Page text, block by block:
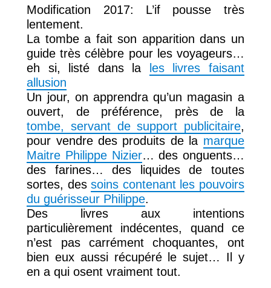
Modification 2017: L’if pousse très
lentement.
La tombe a fait son apparition dans un
guide très célèbre pour les voyageurs…
eh si, listé dans la
les livres faisant
allusion
Un jour, on apprendra qu’un magasin a
ouvert, de préférence, près de la
tombe, servant de support publicitaire,
pour vendre des produits de la marque
Maitre Philippe Nizier… des onguents…
des farines… des liquides de toutes
sortes, dessoins contenant les pouvoirs
du guérisseur Philippe.
Des livres aux intentions
particulièrement indécentes, quand ce
n’est pas carrément choquantes, ont
bien eux aussi récupéré le sujet… Il y
en a qui osent vraiment tout.